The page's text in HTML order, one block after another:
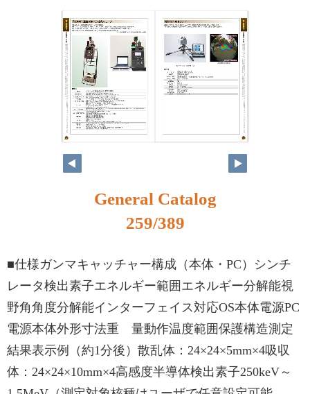
242 243
General Catalog
259/389
■仕様ガンマキャッチャー構成（本体・PC）シンチ
レータ検出素子エネルギー範囲エネルギー分解能視
野角角度分解能インターフェイス対応OS本体電源PC
電源本体外形寸法重 量動作温度範囲保護構造測定
結果表示例（約1分後）散乱体：24×24×5mm×4吸収
体：24×24×10mm×4高感度半導体検出素子250keV～